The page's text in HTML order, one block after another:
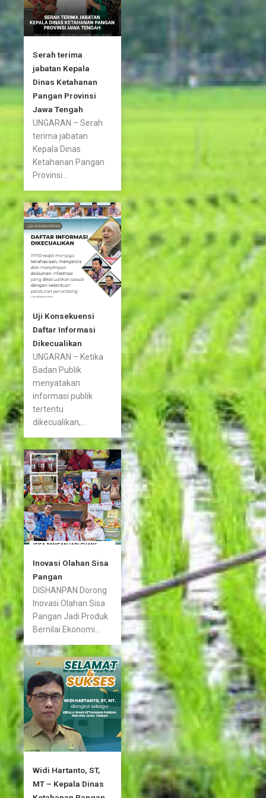
Serah terima
jabatan Kepala
Dinas Ketahanan
Pangan Provinsi
Jawa Tengah
UNGARAN – Serah
terima jabatan
Kepala Dinas
Ketahanan Pangan
Provinsi...
Uji Konsekuensi
Daftar Informasi
Dikecualikan
UNGARAN – Ketika
Badan Publik
menyatakan
informasi publik
tertentu
dikecualikan,...
Inovasi Olahan Sisa
Pangan
DISHANPAN Dorong
Inovasi Olahan Sisa
Pangan Jadi Produk
Bernilai Ekonomi...
Widi Hartanto, ST,
MT – Kepala Dinas